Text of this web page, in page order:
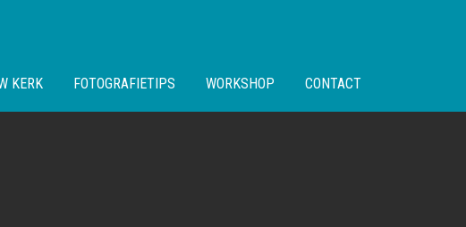
KERK FOTOGRAFIETIPS WORKSHOP CONTACT